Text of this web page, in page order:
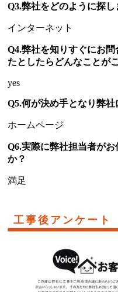
Q3.弊社をどのように探し
インターネット
Q4.弊社を知りすぐにお
たとしたらどんなことが
yes
Q5.何が決め手となり弊
ホームページ
Q6.実際に弊社担当者が
か？
満足
工事後アンケート